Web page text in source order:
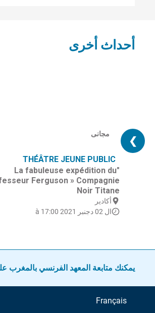
أحداث أخرى
مجانى
THÉÂTRE JEUNE PUBLIC
"La fabuleuse expédition du
Ferguson » Compagnie
Noir Titane
أكادير
ال 02 دجنبر 2021 à 17:00
❯
يمكنك متابعة المعهد الفرنسي بالمغرب
Français